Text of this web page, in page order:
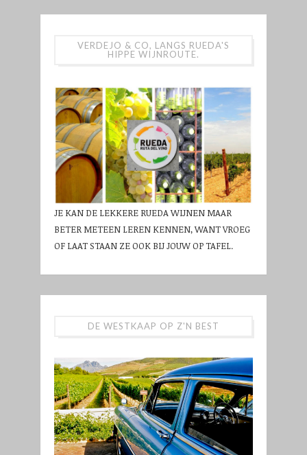
VERDEJO & CO, LANGS RUEDA'S
HIPPE WIJNROUTE.
JE KAN DE LEKKERE RUEDA WIJNEN MAAR
BETER METEEN LEREN KENNEN, WANT VROEG
OF LAAT STAAN ZE OOK BIJ JOUW OP TAFEL.
DE WESTKAAP OP Z'N BEST